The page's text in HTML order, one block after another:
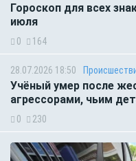
Гороскоп для всех
июля
0 164
28.07.2026 18:50
Учёный умер после
агрессорами, чьим
0 230